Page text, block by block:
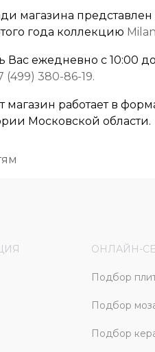
магазина
года коллекцию
ежедневно с 10:00
(499) 380-86-19.
работает в
Московской области.
ОНЛАЙН-
Подбор
Подбор
Подбор